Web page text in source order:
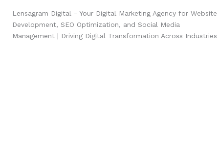
Lensagram Digital - Your Digital Marketing Agency for Website
Development, SEO Optimization, and Social Media
Management | Driving Digital Transformation Across Industries